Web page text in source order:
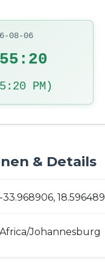
08-06
PM)
& Details
-33.968906, 18.596489
Africa/Johannesburg